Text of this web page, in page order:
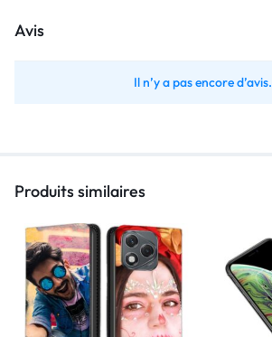
Avis
Il n’y a pas encore d’avis.
Produits similaires